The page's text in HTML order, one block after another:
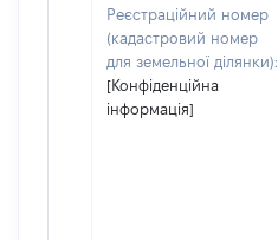
Реєстраційний номер
(кадастровий номер
для земельної ділянки):
[Конфіденційна
інформація]